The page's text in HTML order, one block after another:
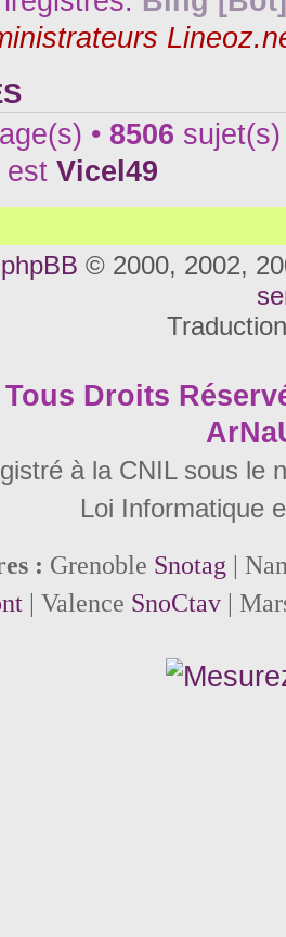
• 8506
est Vicel49
phpBB © 2000, 2002,
Tous Droits
à la CNIL sous le
Loi Informatique
: Grenoble Snotag |
| Valence SnoCtav|